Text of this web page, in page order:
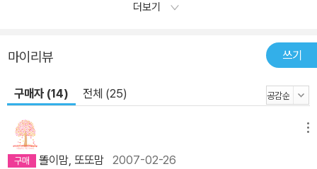
더보기
마이리뷰 쓰기
구매자 (14) 전체 (25)
똘이맘, 또또맘 2007-02-26